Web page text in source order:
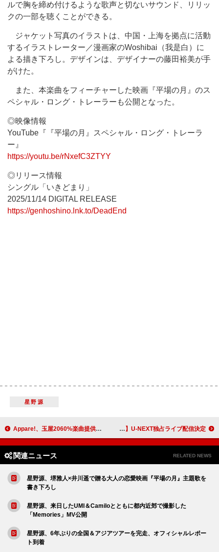
ルで胸を締め付けるような歌声と切ないサウンド、リリッ
クの一部を聴くことができる。
ジャケット写真のイラストは、中国・上海を拠点に活動
するイラストレーター／漫画家のWoshibai（我是白）に
よる描き下ろし。デザインは、デザイナーの藤田裕美が手
がけた。
また、本楽曲をフィーチャーした映画『平場の月』のス
ペシャル・ロング・トレーラーも公開となった。
◎映像情報
YouTube『『平場の月』スペシャル・ロング・トレーラ
ー』
https://youtu.be/rNxefC3ZTYY
◎リリース情報
シングル「いきどまり」
2025/11/14 DIGITAL RELEASE
https://genhoshino.lnk.to/DeadEnd
星野源
Appare!、玉屋2060%楽曲提供による新体制初の新曲「きにしないっ！」初披露 新メンバーお披露目公演レポート到着 家入レオ、全国ツアー【家入レオ TOUR 2025 ～bulb～】U-NEXT独占ライブ配信決定
関連ニュース RELATED NEWS
星野源、堺雅人×井川遥で贈る大人の恋愛映画『平場の月』主題歌を
書き下ろし
星野源、来日したUMI＆Camiloとともに都内近郊で撮影した
「Memories」MV公開
星野源、6年ぶりの全国＆アジアツアーを完走、オフィシャルレポー
ト到着